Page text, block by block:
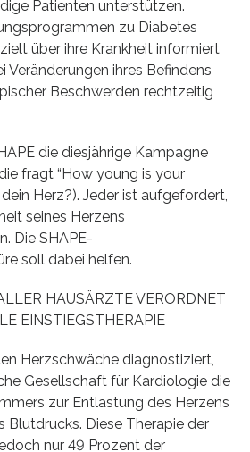
Patienten unterstützen.
zu Diabetes
über ihre Krankheit informiert
Veränderungen ihres Befindens
Beschwerden rechtzeitig
die diesjährige Kampagne
fragt “How young is your
Herz?). Jeder ist aufgefordert,
seines Herzens
Die SHAPE-
soll dabei helfen.
HAUSÄRZTE VERORDNET
EINSTIEGSTHERAPIE
Herzschwäche diagnostiziert,
Gesellschaft für Kardiologie die
zur Entlastung des Herzens
Blutdrucks. Diese Therapie der
nur 49 Prozent der